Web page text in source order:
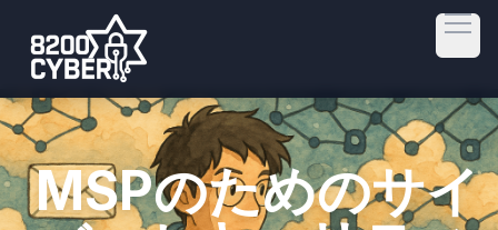
MSPのためのサイ